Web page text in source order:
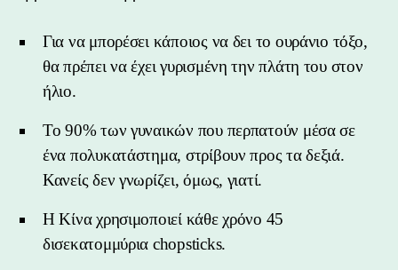
Για να μπορέσει κάποιος να δει το ουράνιο τόξο,
θα πρέπει να έχει γυρισμένη την πλάτη του στον
ήλιο.
Το 90% των γυναικών που περπατούν μέσα σε
ένα πολυκατάστημα, στρίβουν προς τα δεξιά.
Κανείς δεν γνωρίζει, όμως, γιατί.
Η Κίνα χρησιμοποιεί κάθε χρόνο 45
δισεκατομμύρια chopsticks.